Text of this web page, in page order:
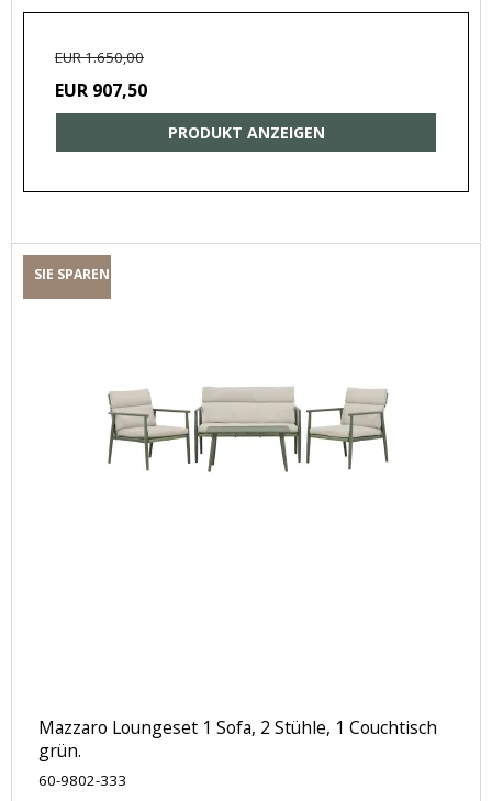
EUR 1.650,00
EUR 907,50
PRODUKT ANZEIGEN
SIE SPAREN
Mazzaro Loungeset 1 Sofa, 2 Stühle, 1 Couchtisch
grün.
60-9802-333